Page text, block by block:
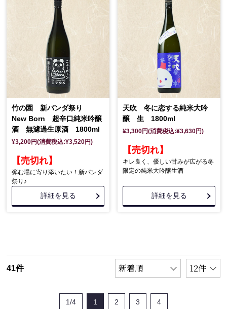
竹の園 新パンダ祭り
New Born 超辛口純米吟醸
酒 無濾過生原酒 1800ml
¥3,200円(消費税込:¥3,520円)
【売切れ】
弾む場に寄り添いたい！新パンダ
祭り♪
詳細を見る
天吹 冬に恋する純米大吟
醸 生 1800ml
¥3,300円(消費税込:¥3,630円)
【売切れ】
キレ良く、優しい甘みが広がる冬
限定の純米大吟醸生酒
詳細を見る
41件
1/4 1 2 3 4